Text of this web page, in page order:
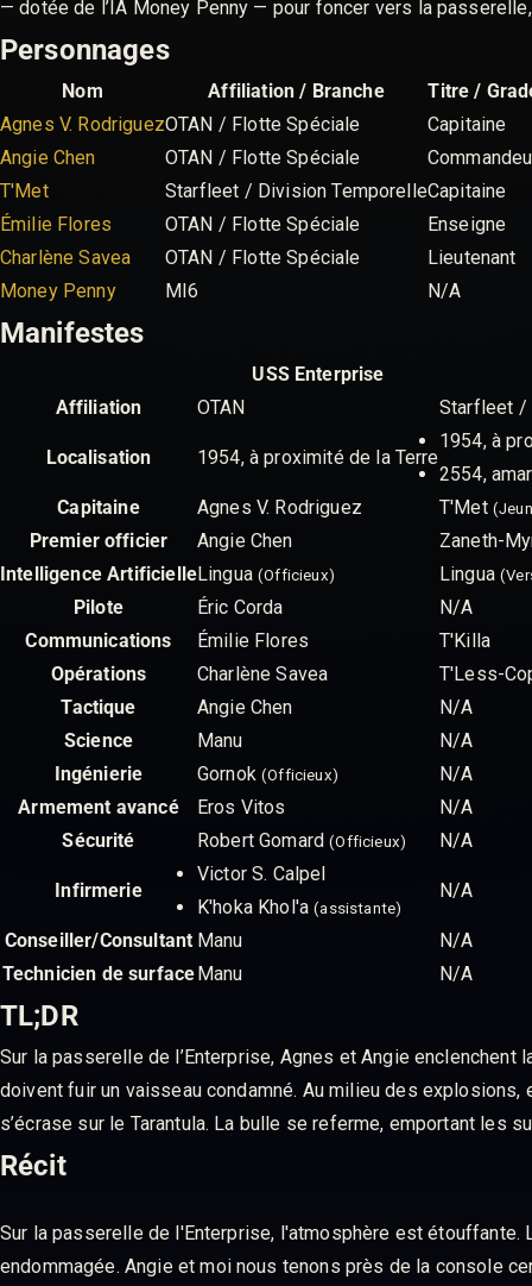
— dotée de l’IA Money Penny — pour foncer vers la
Personnages
Nom Affiliation / Branche
Titre /
Agnes V. RodriguezOTAN / Flotte Spéciale
Capitaine
Angie Chen
OTAN / Flotte Spéciale
T'Met
Starfleet / Division TemporelleCapitaine
Émilie Flores
OTAN / Flotte Spéciale
Enseigne
Charlène Savea
OTAN / Flotte Spéciale
Lieutenant
Money Penny
MI6 N/A
Manifestes
USS Enterprise
Affiliation
OTAN Starfleet /
Localisation 1954, à proximité de la Terre
1954, à
2554,
Capitaine
Agnes V. Rodriguez T'Met
Premier officier Angie Chen
Zaneth-
Intelligence ArtificielleLingua(Officieux) Lingua
Pilote Éric Corda
N/A
Communications
Émilie Flores
T'Killa
Opérations
Charlène Savea
T'Less-
Tactique
Angie Chen
N/A
Science
Manu
N/A
Ingénierie
Gornok(Officieux)
N/A
Armement avancé
Eros Vitos
N/A
Sécurité
Robert Gomard(Officieux) N/A
Infirmerie
Victor S. Calpel
K'hoka Khol'a(assistante)
N/A
Conseiller/Consultant Manu
N/A
Technicien de surfaceManu N/A
TL;DR
Sur la passerelle de l’Enterprise, Agnes et Angie
doivent fuir un vaisseau condamné. Au milieu des
s’écrase sur le Tarantula. La bulle se referme, emportant les
Récit
Sur la passerelle de l'Enterprise, l'atmosphère est étouffante.
endommagée. Angie et moi nous tenons près de la console